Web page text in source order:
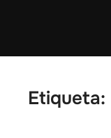
Etiqueta: